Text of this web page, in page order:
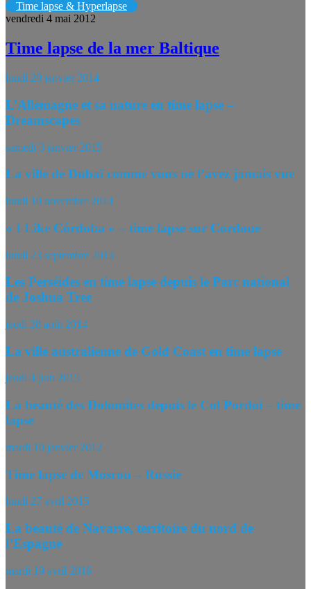
Time lapse & Hyperlapse
vendredi 4 mai 2012
Time lapse de la mer Baltique
lundi 20 janvier 2014
L’Allemagne et sa nature en time lapse –
Dreamscapes
samedi 3 janvier 2015
La ville de Dubaï comme vous ne l’avez jamais vue
lundi 10 novembre 2014
« I Like Córdoba » – time lapse sur Cordoue
lundi 23 septembre 2013
Les Perséides en time lapse depuis le Parc national
de Joshua Tree
jeudi 28 août 2014
La ville australienne de Gold Coast en time lapse
jeudi 4 juin 2015
La beauté des Dolomites depuis le Col Pordoi – time
lapse
mardi 10 janvier 2012
Time lapse de Moscou – Russie
lundi 27 avril 2015
La beauté de Navarre, territoire du nord de
l’Espagne
mardi 19 avril 2016